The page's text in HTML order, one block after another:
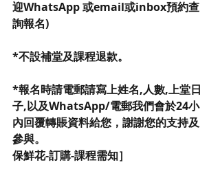
迎WhatsApp 或email或inbox預約查
詢報名)
*不設補堂及課程退款。
*報名時請電郵請寫上姓名,人數,上堂日
子,以及WhatsApp/電郵我們會於24小
內回覆轉賬資料給您，謝謝您的支持及
參與。
保鮮花-訂購-課程需知］